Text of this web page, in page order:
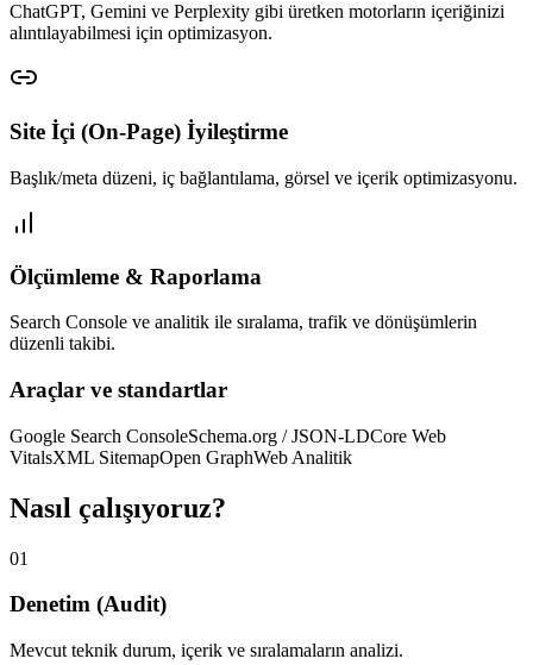
ChatGPT, Gemini ve Perplexity gibi üretken motorların içeriğinizi
alıntılayabilmesi için optimizasyon.
Site İçi (On-Page) İyileştirme
Başlık/meta düzeni, iç bağlantılama, görsel ve içerik optimizasyonu.
Ölçümleme & Raporlama
Search Console ve analitik ile sıralama, trafik ve dönüşümlerin
düzenli takibi.
Araçlar ve standartlar
Google Search ConsoleSchema.org / JSON-LDCore Web
VitalsXML SitemapOpen GraphWeb Analitik
Nasıl çalışıyoruz?
01
Denetim (Audit)
Mevcut teknik durum, içerik ve sıralamaların analizi.